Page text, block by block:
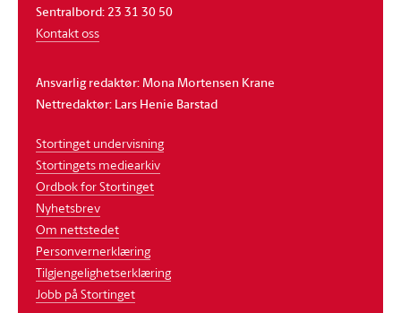
Sentralbord: 23 31 30 50
Kontakt oss
Ansvarlig redaktør: Mona Mortensen Krane
Nettredaktør: Lars Henie Barstad
Stortinget undervisning
Stortingets mediearkiv
Ordbok for Stortinget
Nyhetsbrev
Om nettstedet
Personvernerklæring
Tilgjengelighetserklæring
Jobb på Stortinget